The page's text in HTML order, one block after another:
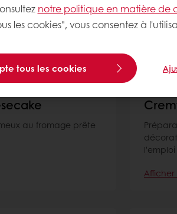
au fromage prête
l'emploi
Afficher
notre politique en matière de
les cookies", vous consentez à
tous les cookies